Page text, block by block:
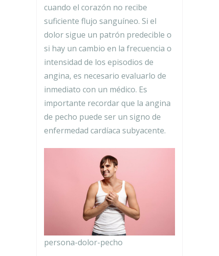
cuando el corazón no recibe
suficiente flujo sanguíneo. Si el
dolor sigue un patrón predecible o
si hay un cambio en la frecuencia o
intensidad de los episodios de
angina, es necesario evaluarlo de
inmediato con un médico. Es
importante recordar que la angina
de pecho puede ser un signo de
enfermedad cardíaca subyacente.
persona-dolor-pecho